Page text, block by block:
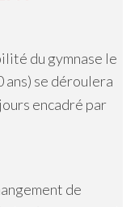
du gymnase le
ans) se déroulera
encadré par
de